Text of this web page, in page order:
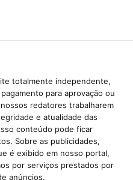
totalmente independente,
para aprovação ou
redatores trabalharem
e atualidade das
conteúdo pode ficar
Sobre as publicidades,
é exibido em nosso portal,
por serviços prestados por
anúncios.